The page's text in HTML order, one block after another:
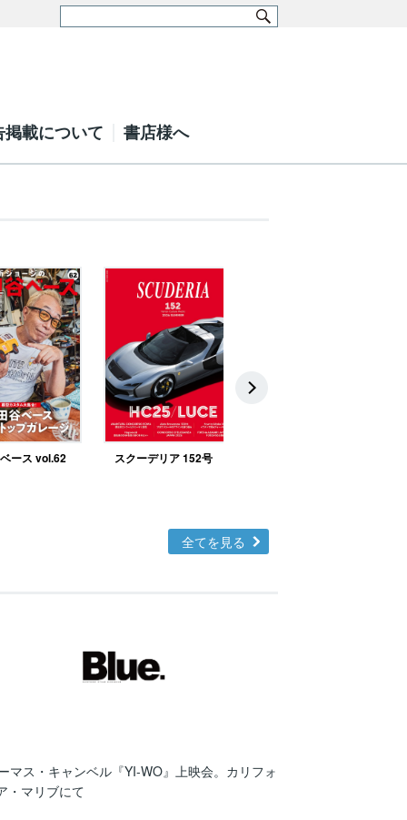
掲載について 書店様へ
ース vol.62 スクーデリア 152号
全てを見る